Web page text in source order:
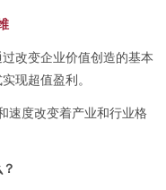
改变企业价值创造的基本
现超值盈利。
速度改变着产业和行业格